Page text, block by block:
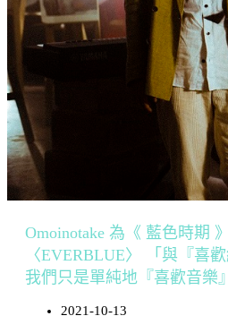
Omoinotake 為《 藍色時期
〈EVERBLUE〉 「與『喜
我們只是單純地『喜歡音樂
2021-10-13